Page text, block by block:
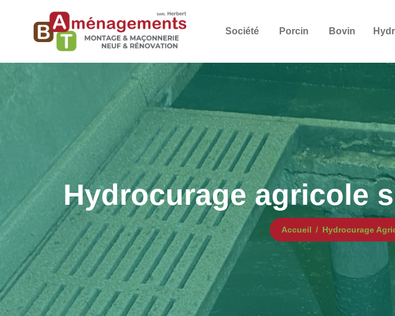
Société Porcin Bovin
Hydrocurage agricole
Accueil Hydrocurage